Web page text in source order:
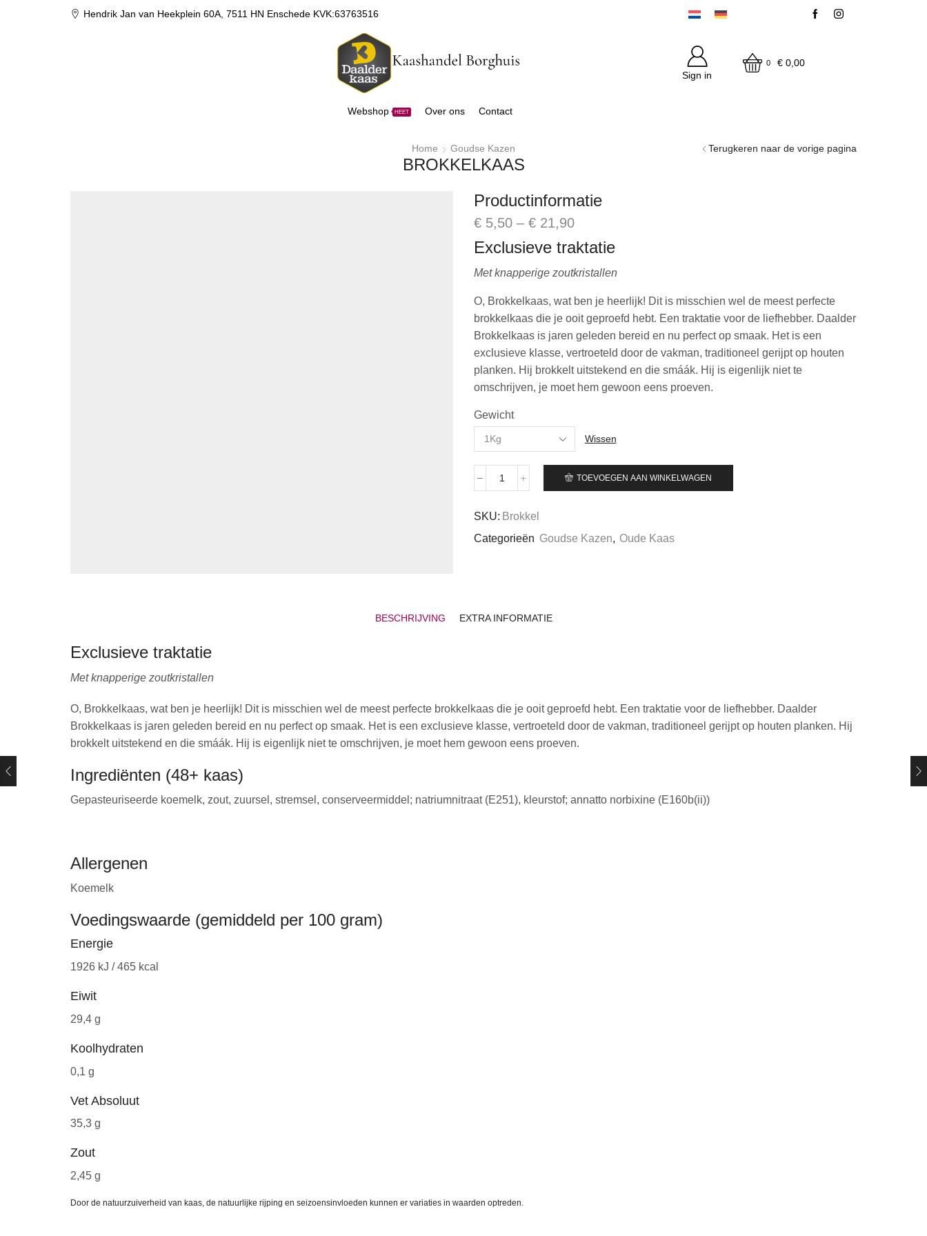
Hendrik Jan van Heekplein 60A, 7511 HN Enschede KVK:63763516
Sign in
0 €0,00
Webshop HEET Over ons Contact
Home Goudse Kazen
BROKKELKAAS
Terugkeren naar de vorige pagina
Productinformatie
€ 5,50 – € 21,90
Exclusieve traktatie
Met knapperige zoutkristallen
O, Brokkelkaas, wat ben je heerlijk! Dit is misschien wel de meest perfecte
brokkelkaas die je ooit geproefd hebt. Een traktatie voor de liefhebber. Daalder
Brokkelkaas is jaren geleden bereid en nu perfect op smaak. Het is een
exclusieve klasse, vertroeteld door de vakman, traditioneel gerijpt op houten
planken. Hij brokkelt uitstekend en die smáák. Hij is eigenlijk niet te
omschrijven, je moet hem gewoon eens proeven.
Gewicht
Wissen
Brokkelkaas
TOEVOEGEN AAN WINKELWAGEN
SKU: Brokkel
Categorieën Goudse Kazen, Oude Kaas
BESCHRIJVING EXTRA INFORMATIE
Exclusieve traktatie
Met knapperige zoutkristallen
O, Brokkelkaas, wat ben je heerlijk! Dit is misschien wel de meest perfecte brokkelkaas die je ooit geproefd hebt. Een traktatie voor de liefhebber. Daalder
Brokkelkaas is jaren geleden bereid en nu perfect op smaak. Het is een exclusieve klasse, vertroeteld door de vakman, traditioneel gerijpt op houten planken. Hij
brokkelt uitstekend en die smáák. Hij is eigenlijk niet te omschrijven, je moet hem gewoon eens proeven.
Ingrediënten (48+ kaas)
Gepasteuriseerde koemelk, zout, zuursel, stremsel, conserveermiddel; natriumnitraat (E251), kleurstof; annatto norbixine (E160b(ii))
Allergenen
Koemelk
Voedingswaarde (gemiddeld per 100 gram)
Energie
1926 kJ / 465 kcal
Eiwit
29,4 g
Koolhydraten
0,1 g
Vet Absoluut
35,3 g
Zout
2,45 g
Door de natuurzuiverheid van kaas, de natuurlijke rijping en seizoensinvloeden kunnen er variaties in waarden optreden.